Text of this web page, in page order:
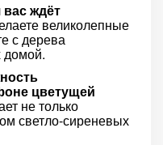
ждёт
великолепные
с дерева
цветущей
не только
светло-сиреневых